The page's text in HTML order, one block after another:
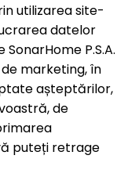
utilizarea site-
datelor
P.S.A.
marketing, în
așteptărilor,
de
puteți retrage